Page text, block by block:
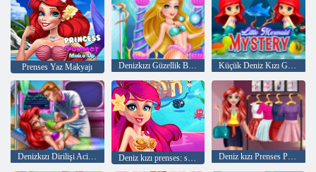
Prenses Yaz Makyajı Denizkızı Güzellik Bakımı Küçük Deniz Kızı Gizemi
Denizkızı Dirilişi Acil Durumu Deniz kızı prenses: sualtı oyunları Deniz kızı Prenses Parlak Makyaj